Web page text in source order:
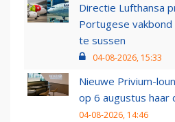
Directie Lufthansa
Portugese
te sussen
04-08-2026, 15:33
Nieuwe Privium-
op 6 augustus haar
04-08-2026, 14:46